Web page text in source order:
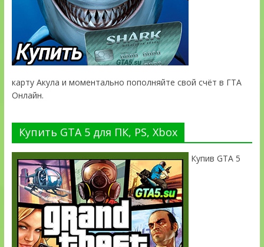
карту Акула и моментально пополняйте свой счёт в ГТА
Онлайн.
Купить GTA 5 для ПК, PS, Xbox
Купив GTA 5